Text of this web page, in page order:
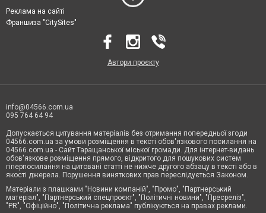
Реклама на сайті
Франшиза "CitySites"
Автори проєкту
info@04566.com.ua
095 764 64 94
Допускається цитування матеріалів без отримання попередньої згоди
04566.com.ua за умови розміщення в тексті обов'язкового посилання на
04566.com.ua - Cайт Таращанської міської громади. Для інтернет-видань
обов'язкове розміщення прямого, відкритого для пошукових систем
гіперпосилання на цитовані статті не нижче другого абзацу в тексті або в
якості джерела. Порушення виняткових прав переслідується Законом.
Матеріали з плашками "Новини компаній", "Промо", "Партнерський
матеріал", "Партнерський спецпроєкт", "Політичні новини", "Пресреліз",
"PR", "Офіційно", "Політична реклама" публікуються на правах реклами.